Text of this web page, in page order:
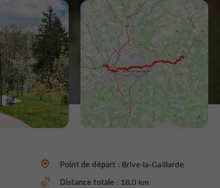
Point de départ : Brive-la-Gaillarde
Distance totale : 18,0 km